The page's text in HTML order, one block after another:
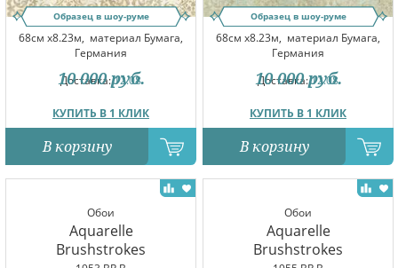
Образец в шоу-руме
68см x8.23м, материал Бумага,
Германия
Доставка:12.08
КУПИТЬ В 1 КЛИК
10 000 руб.
В корзину
Образец в шоу-руме
68см x8.23м, материал Бумага,
Германия
Доставка:12.08
КУПИТЬ В 1 КЛИК
10 000 руб.
В корзину
Обои
Aquarelle
Brushstrokes
Обои
Aquarelle
Brushstrokes